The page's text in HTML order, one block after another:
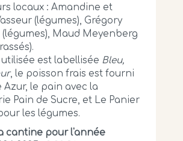
locaux : Amandine et
(légumes), Grégory
(légumes), Maud Meyenberg
est labellisée Bleu,
, le poisson frais est fourni
Azur, le pain avec la
Pain de Sucre, et Le Panier
les légumes.
cantine pour l'année